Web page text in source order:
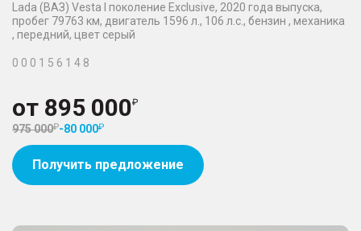
Lada (ВАЗ) Vesta I поколение Exclusive, 2020 года выпуска,
пробег 79763 км, двигатель 1596 л., 106 л.с., бензин , механика
, передний, цвет серый
0 0 0 1 5 6 1 4 8
от 895 000
975 000 -80 000
Получить предложение